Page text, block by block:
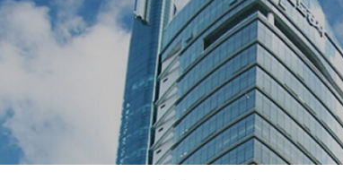
CEO